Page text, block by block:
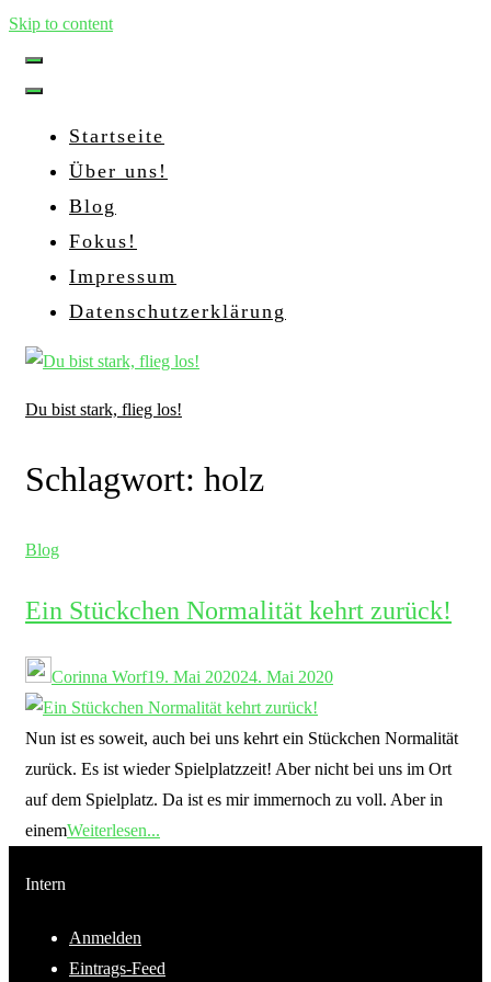
Skip to content
Startseite
Über uns!
Blog
Fokus!
Impressum
Datenschutzerklärung
Du bist stark, flieg los!
Schlagwort: holz
Blog
Ein Stückchen Normalität kehrt zurück!
Corinna Worf19. Mai 202024. Mai 2020
Nun ist es soweit, auch bei uns kehrt ein Stückchen Normalität
zurück. Es ist wieder Spielplatzzeit! Aber nicht bei uns im Ort
auf dem Spielplatz. Da ist es mir immernoch zu voll. Aber in
einemWeiterlesen...
Intern
Anmelden
Eintrags-Feed